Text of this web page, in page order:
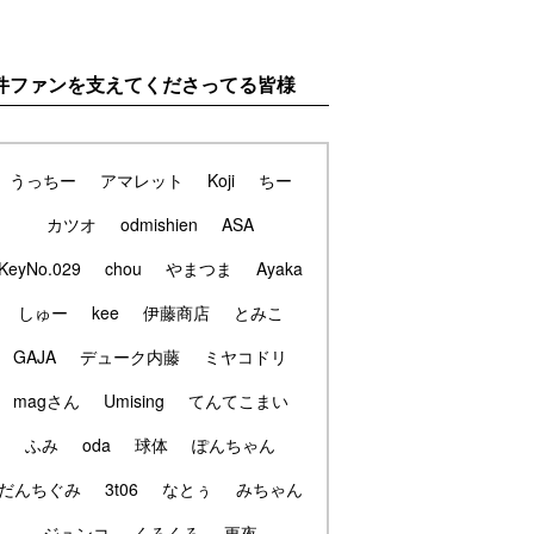
ファンを支えてくださってる皆様
うっちー アマレット Koji
ちー
カツオ
odmishien
ASA
chou やまつま
Ayaka
しゅー
kee 伊藤商店
とみこ
GAJA
デューク内藤
ミヤコドリ
magさん
Umising
てんてこまい
ふみ
oda 球体
ぽんちゃん
んちぐみ
3t06 なとぅ
みちゃん